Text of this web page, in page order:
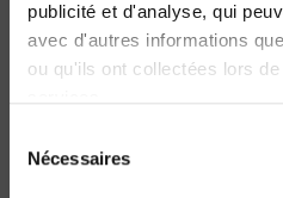
publicité et d'analyse, qui
avec d'autres informations
ou qu'ils ont collectées lors
Nécessaires